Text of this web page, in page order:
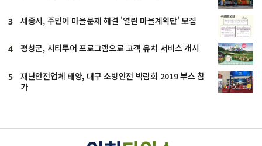
3 세종시, 주민이 마을문제 해결 '열린 마을계획단' 모집
4 평창군, 시티투어 프로그램으로 고객 유치 서비스 개시
5
재난안전업체 태양, 대구 소방안전 박람회 2019 부스 참
가